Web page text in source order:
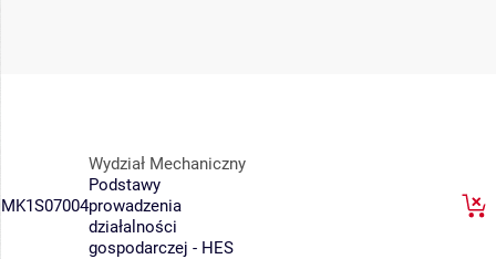
MK1S07004
Wydział Mechaniczny
Podstawy
prowadzenia
działalności
gospodarczej - HES